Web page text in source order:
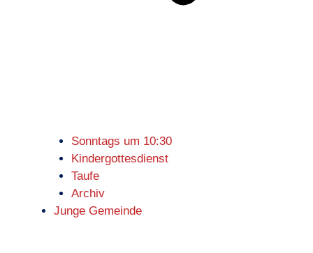
Sonntags um 10:30
Kindergottesdienst
Taufe
Archiv
Junge Gemeinde